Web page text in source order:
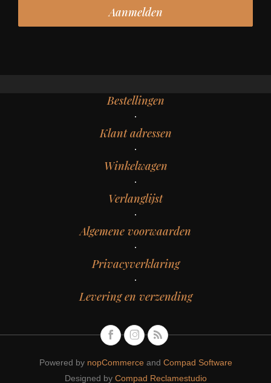
Bestellingen
Klant adressen
Winkelwagen
Verlanglijst
Algemene voorwaarden
Privacyverklaring
Levering en verzending
Powered by nopCommerceand Compad Software
Designed by Compad Reclamestudio